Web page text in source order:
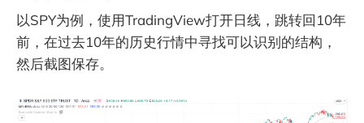
以SPY为例，使用TradingView打开日线，跳转回10年
前，在过去10年的历史行情中寻找可以识别的结构，
然后截图保存。